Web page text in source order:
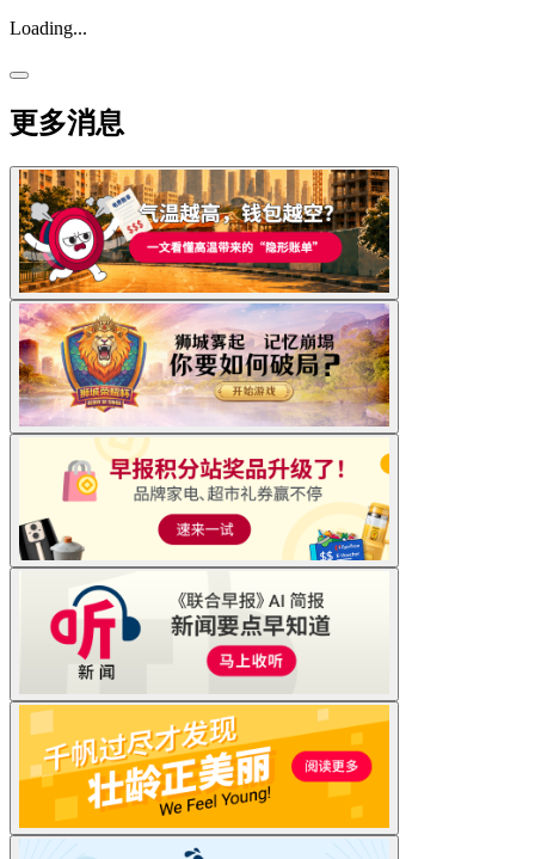
Loading...
更多消息